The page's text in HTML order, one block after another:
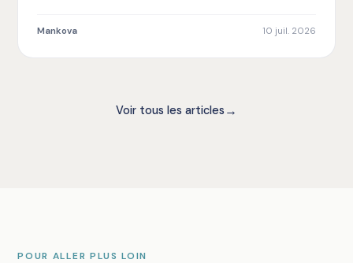
Mankova 10 juil. 2026
Voir tous les articles →
POUR ALLER PLUS LOIN